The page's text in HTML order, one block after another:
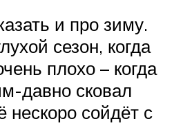
и про зиму.
сезон, когда
плохо – когда
давно сковал
сойдёт с